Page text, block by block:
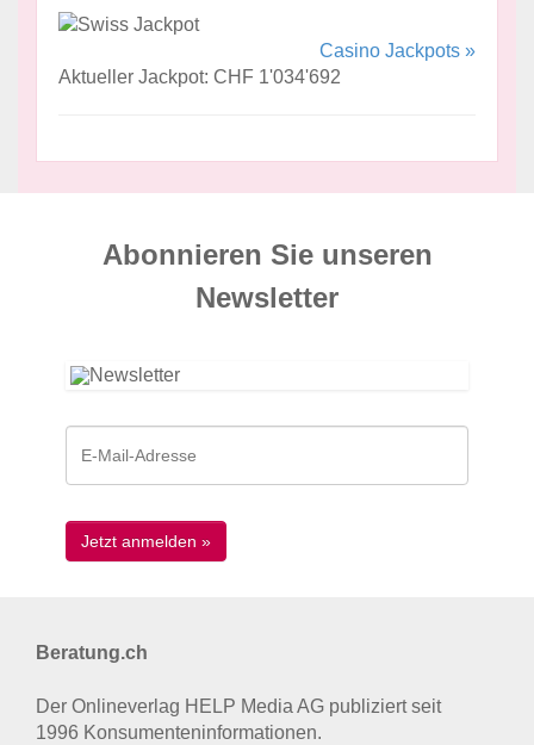
Casino Jackpots »
Aktueller Jackpot: CHF 1'034'692
Abonnieren Sie unseren
News­letter
Beratung.ch
Der Onlineverlag HELP Media AG publiziert seit
1996 Konsumenten­informationen.